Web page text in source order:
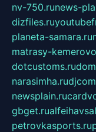
nv-750.runews-
dizfiles.ru
planeta-samara.ru
matrasy-
dotcustoms.ru
narasimha.ru
newsplain.ru
gbget.ru
petrovkasports.ru